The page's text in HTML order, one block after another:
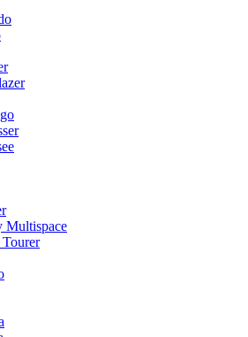
Multispace
Tourer